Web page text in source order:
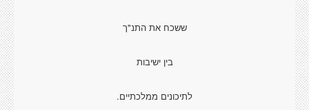
ששכח את התנ"ך
בין ישיבות
לתיכונים ממלכתיים.